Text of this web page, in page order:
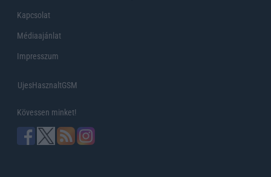
Kapcsolat
Médiaajánlat
Impresszum
UjesHasznaltGSM
Kövessen minket!